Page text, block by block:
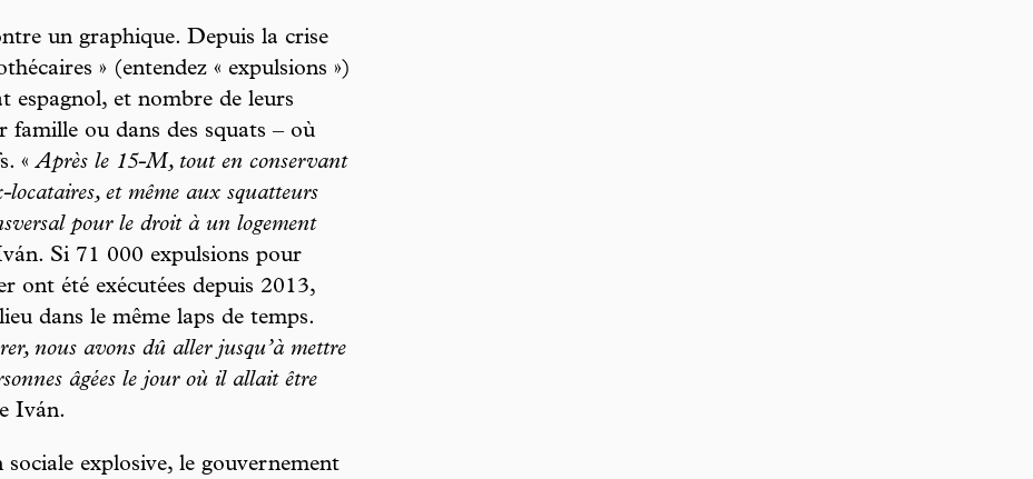
un graphique. Depuis la crise
» (entendez « expulsions »)
espagnol, et nombre de leurs
famille ou dans des squats – où
«Après le 15-M, tout en conservant
et même aux squatteurs
pour le droit à un logement
Si 71 000 expulsions pour
ont été exécutées depuis 2013,
dans le même laps de temps.
nous avons dû aller jusqu’à mettre
âgées le jour où il allait être
Iván.
explosive, le gouvernement